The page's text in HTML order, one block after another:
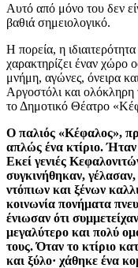
Αυτό από μόνο του δεν
βαθιά σημειολογικό.
Η πορεία, η
χαρακτηρίζει έναν χώρο
μνήμη, αγώνες, όνειρα
Αργοστόλι και ολόκληρη
το Δημοτικό Θέατρο
Ο παλιός «Κέφαλος»,
απλώς ένα κτίριο. Ήταν
Εκεί γενιές
συγκινήθηκαν,
ντόπιων και ξένων
κοινωνία πονήματα
ένιωσαν ότι
μεγαλύτερο και πολύ
τους. Όταν το κτίριο
και ξύλο· χάθηκε ένα